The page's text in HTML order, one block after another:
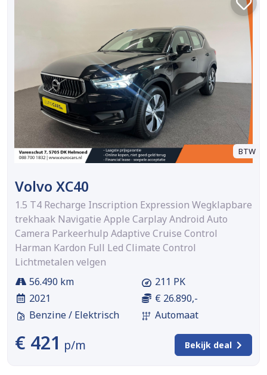
BTW
Volvo XC40
1.5 T4 Recharge Inscription Expression Wegklapbare
trekhaak Navigatie Apple Carplay Android Auto
Camera Parkeerhulp Adaptive Cruise Control
Harman Kardon Full Led Climate Control
Lichtmetalen velgen
56.490 km
2021
Benzine / Elektrisch
211 PK
€ 26.890,-
Automaat
€ 421 p/m Bekijk deal